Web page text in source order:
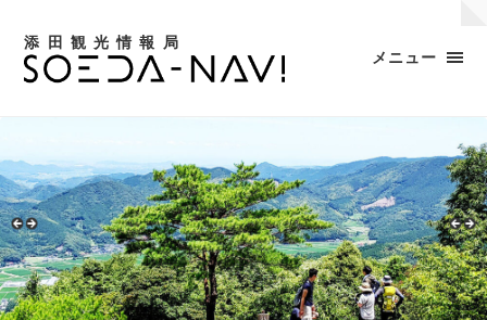
添田観光情報局
メニュー